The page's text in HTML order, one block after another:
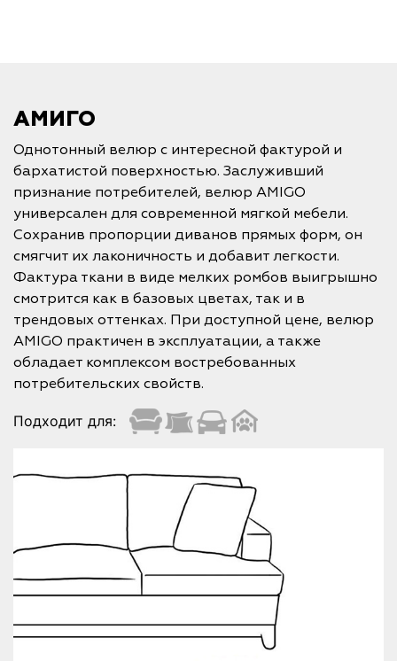
АМИГО
Однотонный велюр с интересной фактурой и
бархатистой поверхностью. Заслуживший
признание потребителей, велюр AMIGO
универсален для современной мягкой мебели.
Сохранив пропорции диванов прямых форм, он
смягчит их лаконичность и добавит легкости.
Фактура ткани в виде мелких ромбов выигрышно
смотрится как в базовых цветах, так и в
трендовых оттенках. При доступной цене, велюр
AMIGO практичен в эксплуатации, а также
обладает комплексом востребованных
потребительских свойств.
Подходит для: